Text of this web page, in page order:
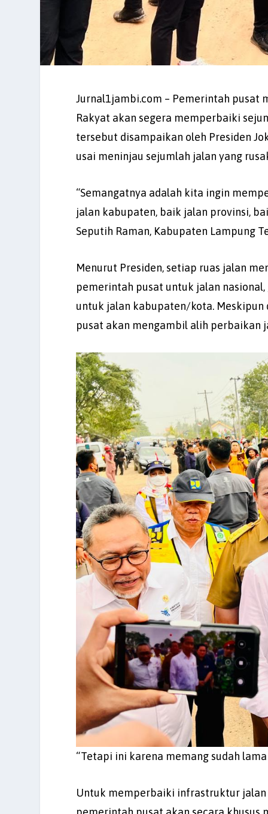
Jurnal1jambi.com – Pemerintah pusat
Rakyat akan segera memperbaiki
tersebut disampaikan oleh Presiden
usai meninjau sejumlah jalan yang
“Semangatnya adalah kita ingin
jalan kabupaten, baik jalan provinsi,
Seputih Raman, Kabupaten Lampung
Menurut Presiden, setiap ruas jalan
pemerintah pusat untuk jalan
untuk jalan kabupaten/kota.
pusat akan mengambil alih perbaikan
“Tetapi ini karena memang sudah
Untuk memperbaiki infrastruktur jalan